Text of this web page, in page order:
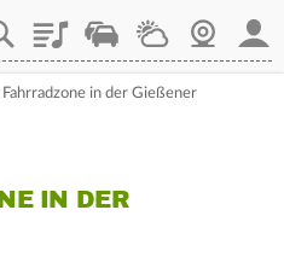
PlaylistStaupilotWetterWebcam
Fahrradzone in der Gießener
IN DER